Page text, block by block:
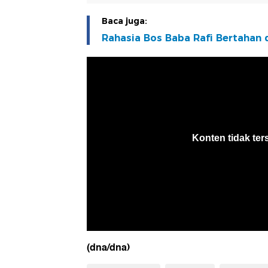
Baca juga:
Rahasia Bos Baba Rafi Bertahan
(dna/dna)